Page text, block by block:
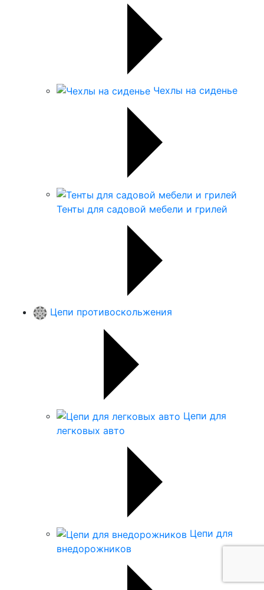
Чехлы на сиденье
Тенты для садовой мебели и грилей
Цепи противоскольжения
Цепи для
легковых авто
Цепи для
внедорожников